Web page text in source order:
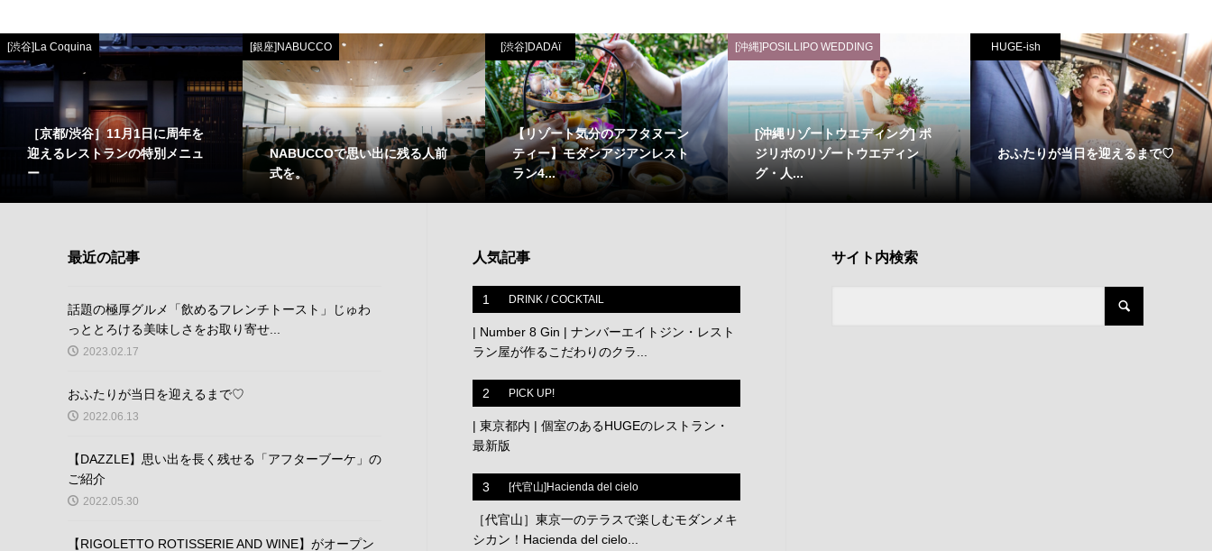
[渋谷]La Coquina
［京都/渋谷］11月1日に周年を
迎えるレストランの特別メニュ
ー
[銀座]NABUCCO
NABUCCOで思い出に残る人前
式を。
[渋谷]DADAï
【リゾート気分のアフタヌーン
ティー】モダンアジアンレスト
ラン4...
[沖縄]POSILLIPO WEDDING
[沖縄リゾートウエディング] ポ
ジリポのリゾートウエディン
グ・人...
HUGE-ish
おふたりが当日を迎えるまで♡
最近の記事
話題の極厚グルメ「飲めるフレンチトースト」じゅわ
っととろける美味しさをお取り寄せ...
2023.02.17
おふたりが当日を迎えるまで♡
2022.06.13
【DAZZLE】思い出を長く残せる「アフターブーケ」の
ご紹介
2022.05.30
【RIGOLETTO ROTISSERIE AND WINE】がオープン
人気記事
1 DRINK / COCKTAIL
| Number 8 Gin | ナンバーエイトジン・レスト
ラン屋が作るこだわりのクラ...
2 PICK UP!
| 東京都内 | 個室のあるHUGEのレストラン・
最新版
3 [代官山]Hacienda del cielo
［代官山］東京一のテラスで楽しむモダンメキ
シカン！Hacienda del cielo...
サイト内検索